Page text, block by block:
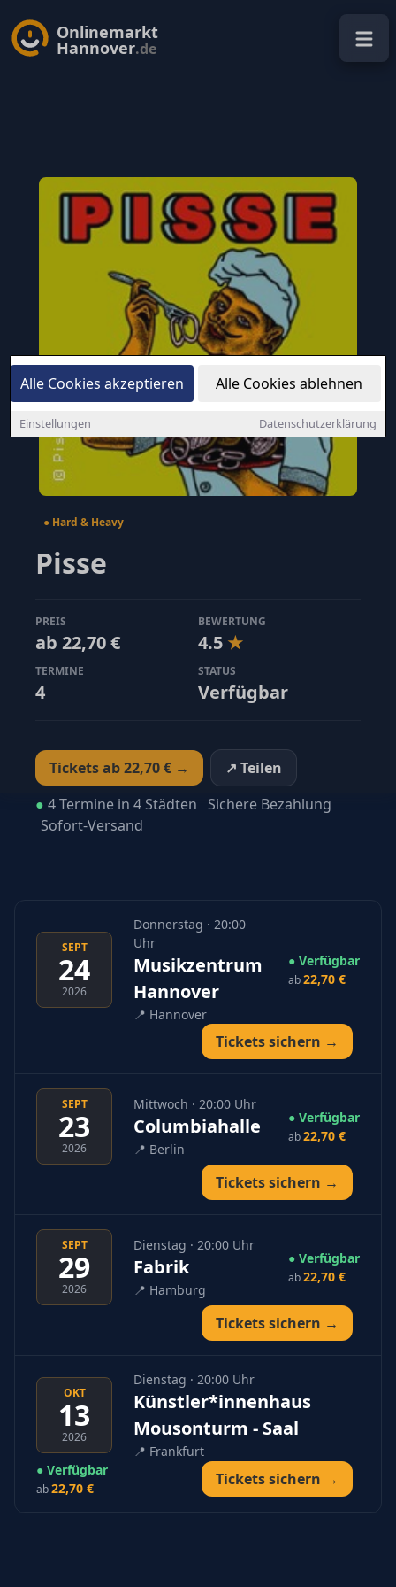
Alle Cookies akzeptieren Alle Cookies ablehnen
Einstellungen Datenschutzerklärung
Onlinemarkt
Hannover.de
● Hard & Heavy
Pisse
PREIS
ab 22,70 €
BEWERTUNG
4.5 ★
TERMINE
4
STATUS
Verfügbar
Tickets ab 22,70 € →
↗ Teilen
● 4 Termine in 4 Städten
Sichere Bezahlung
Sofort-Versand
SEPT
24
2026
Donnerstag · 20:00
Uhr
Musikzentrum
Hannover
📍 Hannover
● Verfügbar
ab22,70 €
Tickets sichern →
SEPT
23
2026
Mittwoch · 20:00 Uhr
Columbiahalle
📍 Berlin
● Verfügbar
ab22,70 €
Tickets sichern →
SEPT
29
2026
Dienstag · 20:00 Uhr
Fabrik
📍 Hamburg
● Verfügbar
ab22,70 €
Tickets sichern →
OKT
13
2026
Dienstag · 20:00 Uhr
Künstler*innenhaus
Mousonturm - Saal
📍 Frankfurt
● Verfügbar
ab22,70 € Tickets sichern →